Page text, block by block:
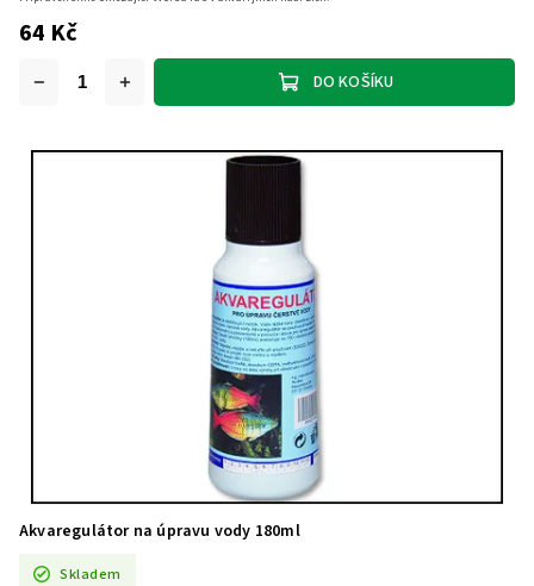
64 Kč
DO KOŠÍKU
Akvaregulátor na úpravu vody 180ml
Skladem